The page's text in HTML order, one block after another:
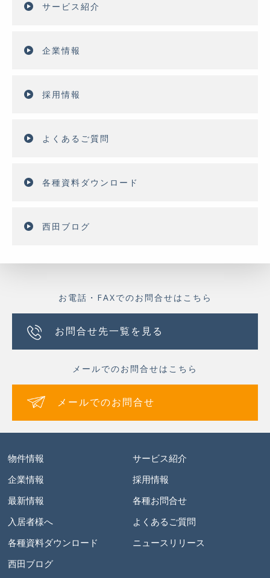
サービス紹介
企業情報
採用情報
よくあるご質問
各種資料ダウンロード
西田ブログ
お電話・FAXでのお問合せはこちら
お問合せ先一覧を見る
メールでのお問合せはこちら
メールでのお問合せ
物件情報
サービス紹介
企業情報
採用情報
最新情報
各種お問合せ
入居者様へ
よくあるご質問
各種資料ダウンロード
ニュースリリース
西田ブログ